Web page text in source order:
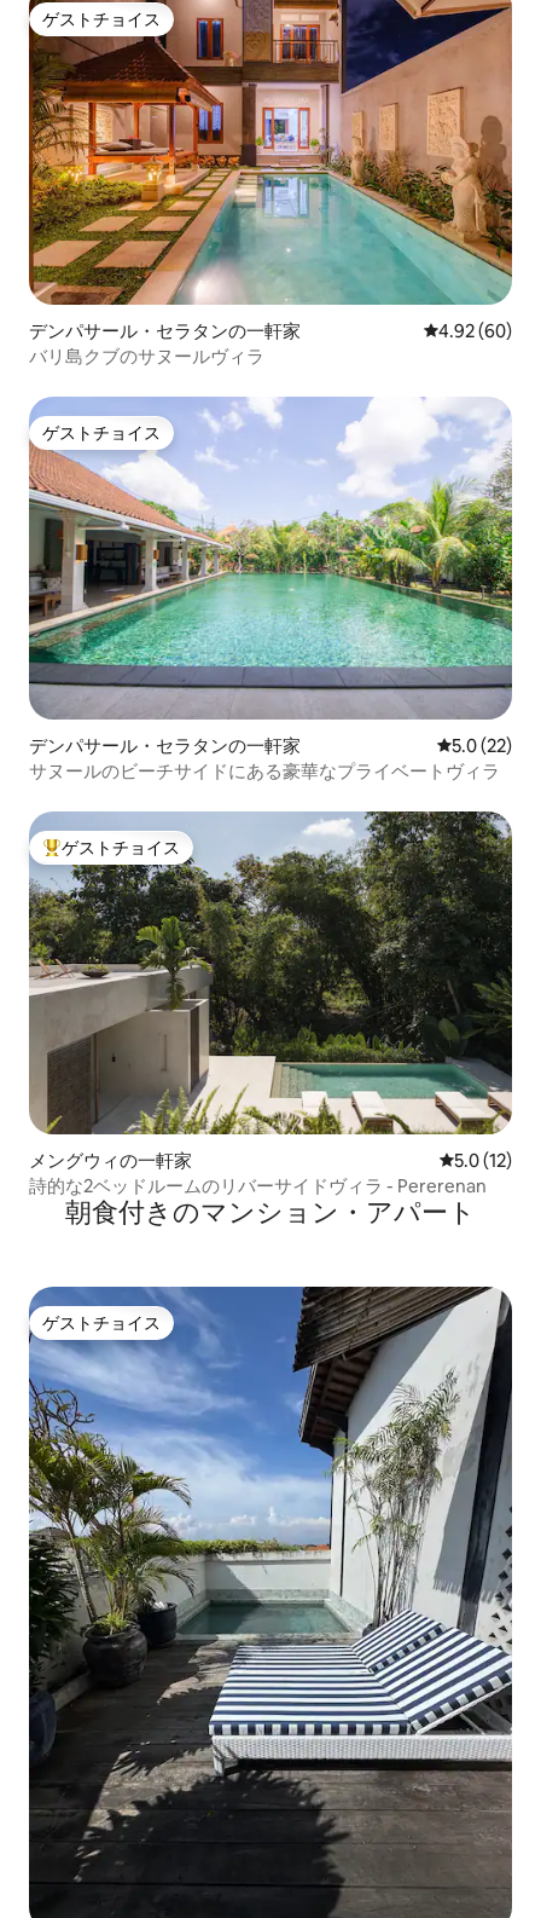
ゲストチョイス
ゲストチョイス
デンパサール・セラタンの一軒家 レビュー60
4.92 (60)
バリ島クブのサヌールヴィラ
ゲストチョイス
ゲストチョイス
デンパサール・セラタンの一軒家 レビュー22
5.0 (22)
サヌールのビーチサイドにある豪華なプライベートヴィラ
大好評のゲストチョイスです。
ゲストチョイス
メングウィの一軒家 レビュー12
5.0 (12)
詩的な2ベッドルームのリバーサイドヴィラ - Pererenan
朝食付きのマンション・アパート
ゲストチョイス
ゲストチョイス